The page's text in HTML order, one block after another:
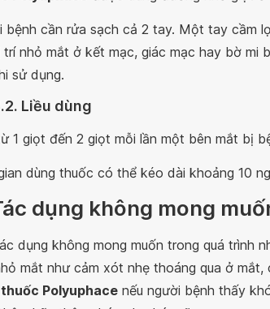
bệnh cần rửa sạch cả 2 tay. Một tay cầm
nhỏ mắt ở kết mạc, giác mạc hay bờ mi
sử dụng.
Liều dùng
1 giọt đến 2 giọt mỗi lần một bên mắt bị
dùng thuốc có thể kéo dài khoảng 10
dụng không mong
dụng không mong muốn trong quá trình
mắt như cảm xót nhẹ thoáng qua ở mắt,
thuốc Polyuphace nếu người bệnh thấy